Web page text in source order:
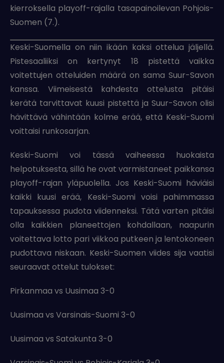
kierroksella playoff-rajalla tasapainoilevan Pohjois-
Suomen (7.).
Keski-Suomella on niin ikään kaksi ottelua jäljellä.
Pistesaaliiksi on kertynyt 18 pistettä vaikka
voitettujen otteluiden määrä on sama Suur-Savon
kanssa. Viimeisestä kahdesta ottelusta pitäisi
kerätä tarvittavat kuusi pistettä ja Suur-Savon olisi
hävittävä vähintään kolme erää, että Keski-Suomi
voittaisi runkosarjan.
Keski-Suomi voi tässä vaiheessa huokaista
helpotuksesta, sillä he ovat varmistaneet paikkansa
playoff-rajan yläpuolella. Jos Keski-Suomi häviäisi
kaikki kuusi erää, Keski-Suomi voisi pahimmassa
tapauksessa pudota viidenneksi. Tätä varten pitäisi
olla kaikkien planeettojen kohdallaan, naapurin
voitettava lotto pari viikkoa putkeen ja lentokoneen
pudottava niskaan. Keski-Suomen viides sija vaatisi
seuraavat ottelut tulokset:
Pirkanmaa vs Uusimaa 3-0
Uusimaa vs Varsinais-Suomi 3-0
Uusimaa vs Satakunta 3-0